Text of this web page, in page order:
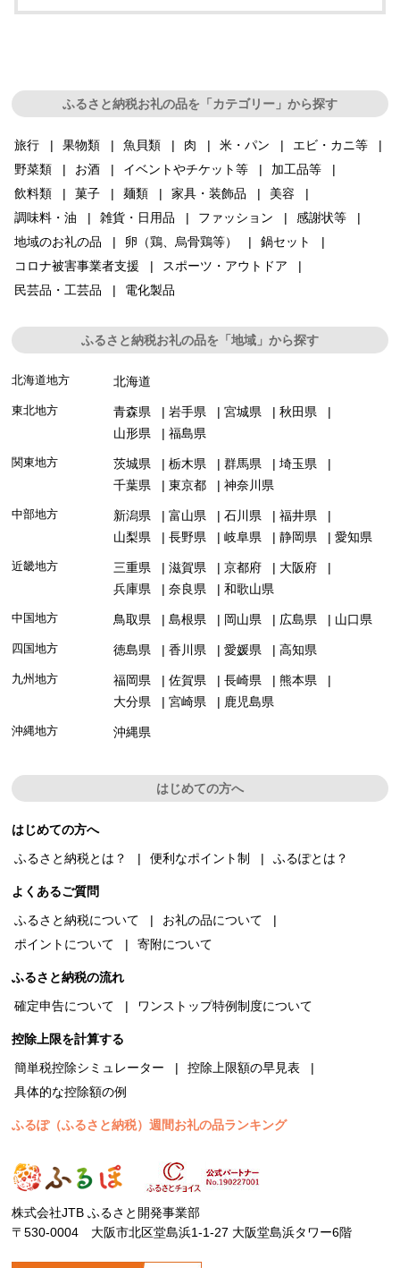
ふるさと納税お礼の品を「カテゴリー」から探す
旅行 果物類 魚貝類 肉 米・パン
エビ・カニ等
野菜類
お酒 イベントやチケット等
加工品等
飲料類
菓子 麺類 家具・装飾品
美容
調味料・油
雑貨・日用品 ファッション
感謝状等
地域のお礼の品
卵（鶏、烏骨鶏等）
鍋セット
コロナ被害事業者支援
スポーツ・アウトドア
民芸品・工芸品
電化製品
ふるさと納税お礼の品を「地域」から探す
北海道地方 北海道
東北地方 青森県 岩手県 宮城県
秋田県
山形県
福島県
関東地方 茨城県 栃木県 群馬県
埼玉県
千葉県
東京都 神奈川県
中部地方 新潟県 富山県 石川県
福井県
山梨県
長野県 岐阜県 静岡県 愛知県
近畿地方 三重県 滋賀県 京都府
大阪府
兵庫県
奈良県 和歌山県
中国地方 鳥取県 島根県 岡山県 広島県 山口県
四国地方 徳島県 香川県 愛媛県 高知県
九州地方 福岡県 佐賀県 長崎県
熊本県
大分県
宮崎県 鹿児島県
沖縄地方 沖縄県
はじめての方へ
はじめての方へ
ふるさと納税とは？
便利なポイント制 ふるぽとは？
よくあるご質問
ふるさと納税について
お礼の品について
ポイントについて
寄附について
ふるさと納税の流れ
確定申告について
ワンストップ特例制度について
控除上限を計算する
簡単税控除シミュレーター
控除上限額の早見表
具体的な控除額の例
ふるぽ（ふるさと納税）週間お礼の品ランキング
株式会社JTB ふるさと開発事業部
〒530-0004 大阪市北区堂島浜1-1-27 大阪堂島浜タワー6階